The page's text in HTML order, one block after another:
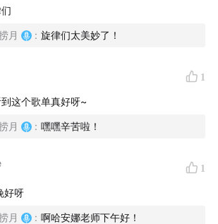
You - Anthony Lazaro/Matthew
- River Paisley
For Me - grentperez
月 : 旋律们太美妙了！
1
这个歌单真好呀~
月 : 嘿嘿辛苦啦！
1
好呀
月 : 啊哈安娜老师下午好！